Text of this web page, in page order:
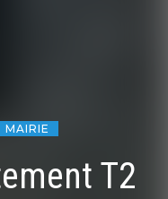
MAIRIE
T2